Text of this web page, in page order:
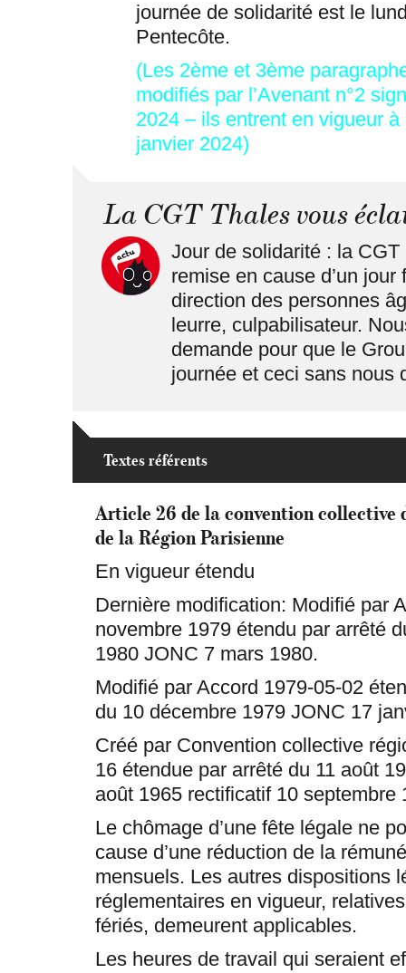
journée de solidarité est le
Pentecôte.
(Les 2ème et 3ème
modifiés par l’Avenant n°2
2024 – ils entrent en vigueur
janvier 2024)
La CGT Thales vous
Jour de solidarité : la
remise en cause d’un
direction des personnes
leurre, culpabilisateur.
demande pour que le
journée et ceci sans nous
Textes référents
Article 26 de la convention collective
de la Région Parisienne
En vigueur étendu
Dernière modification: Modifié par
novembre 1979 étendu par arrêté
1980 JONC 7 mars 1980.
Modifié par Accord 1979-05-02
du 10 décembre 1979 JONC 17
Créé par Convention collective
16 étendue par arrêté du 11 août
août 1965 rectificatif 10 septembre
Le chômage d’une fête légale ne
cause d’une réduction de la
mensuels. Les autres dispositions
réglementaires en vigueur,
fériés, demeurent applicables.
Les heures de travail qui seraient